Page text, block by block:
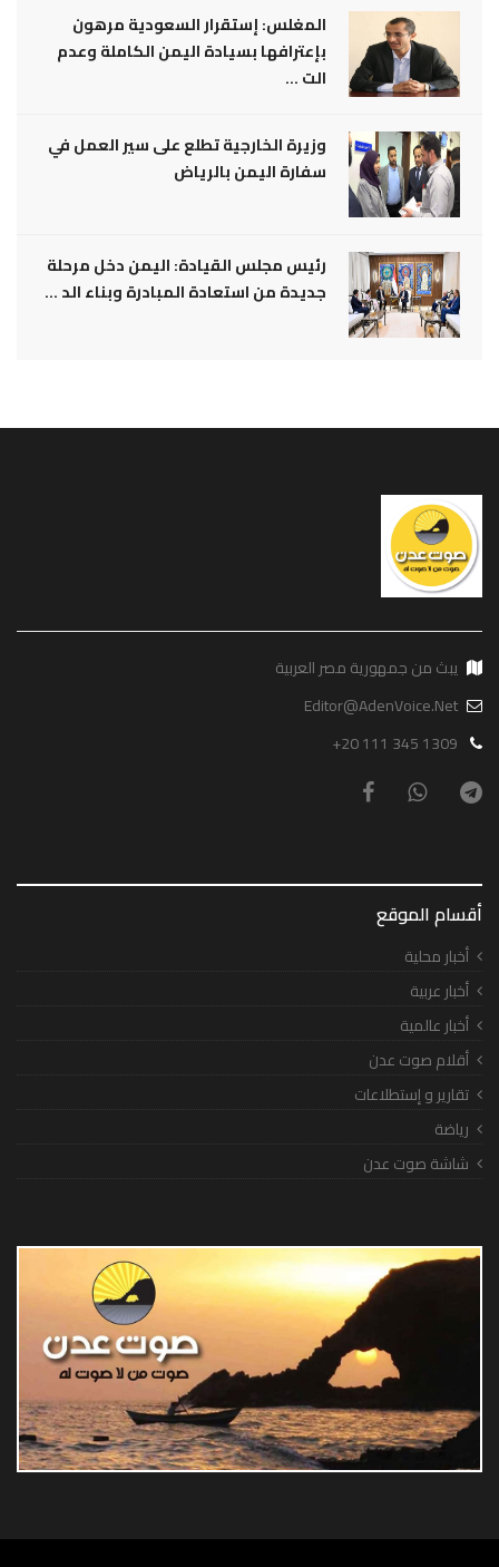
المغلس: إستقرار السعودية مرهون
بإعترافها بسيادة اليمن الكاملة وعدم
الت ...
وزيرة الخارجية تطلع على سير العمل في
سفارة اليمن بالرياض
رئيس مجلس القيادة: اليمن دخل مرحلة
جديدة من استعادة المبادرة وبناء الد ...
يبث من جمهورية مصر العربية
Editor@AdenVoice.Net
+20 111 345 1309
أقسام الموقع
أخبار محلية
أخبار عربية
أخبار عالمية
أقلام صوت عدن
تقارير و إستطلاعات
رياضة
شاشة صوت عدن